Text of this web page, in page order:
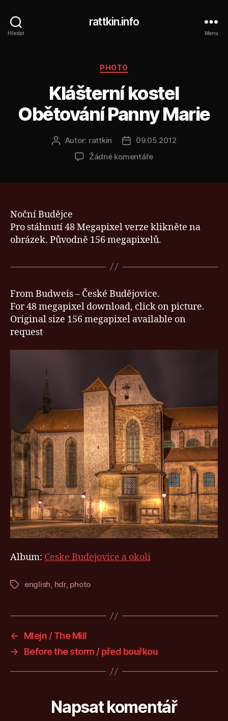
Hledat
rattkin.info
Menu
Rubriky
PHOTO
Klášterní kostel
Obětování Panny Marie
Autor
příspěvku
Autor: rattkin
Datum
příspěvku
09.05.2012
Žádné komentářeu
Obětování
Panny
Marie
Noční Budějce
Pro stáhnutí 48 Megapixel verze klikněte na
obrázek. Původně 156 megapixelů.
From Budweis – České Budějovice.
For 48 megapixel download, click on picture.
Original size 156 megapixel available on
request
Album: Ceske Budejovice a okoli
Štítkyenglish, hdr, photo
←
Mlejn / The Mill
→
Before the storm / před bouřkou
Napsat komentář